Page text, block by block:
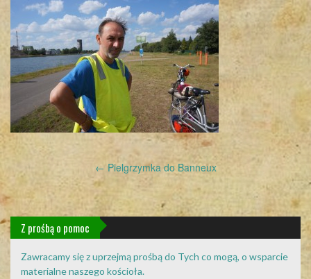
Post
navigation
← Pielgrzymka do Banneux
Z prośbą o pomoc
Zawracamy się z uprzejmą prośbą do Tych co mogą, o wsparcie
materialne naszego kościoła.